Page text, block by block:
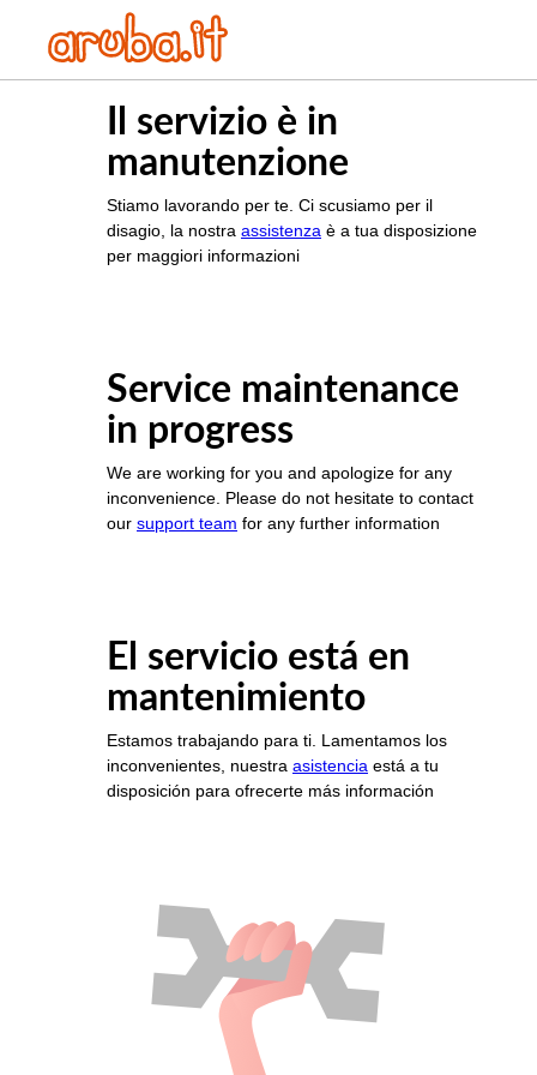
Il servizio è in
manutenzione
Stiamo lavorando per te. Ci scusiamo per il
disagio, la nostra assistenza è a tua disposizione
per maggiori informazioni
Service maintenance
in progress
We are working for you and apologize for any
inconvenience. Please do not hesitate to contact
our support team for any further information
El servicio está en
mantenimiento
Estamos trabajando para ti. Lamentamos los
inconvenientes, nuestra asistencia está a tu
disposición para ofrecerte más información